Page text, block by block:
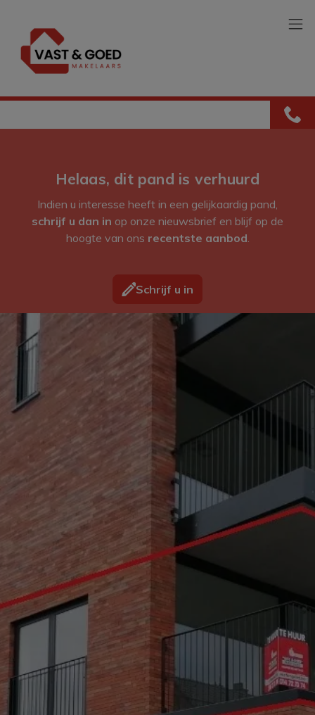
Helaas, dit pand is verhuurd
Indien u interesse heeft in een gelijkaardig pand,
schrijf u dan in op onze nieuwsbrief en blijf op de
hoogte van ons recentste aanbod.
Schrijf u in